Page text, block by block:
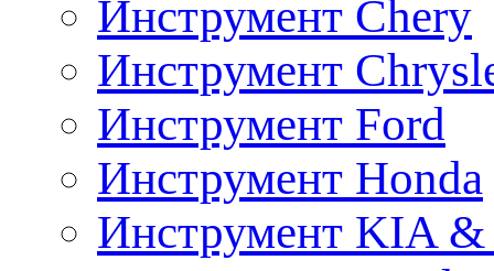
Инструмент Chery
Инструмент
Инструмент Ford
Инструмент Honda
Инструмент KIA